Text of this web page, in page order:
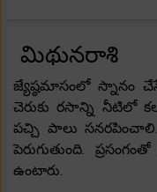
మిథునరాశి
జ్యేష్ఠమాసంలో స్నానం
చెరుకు రసాన్ని నీటిలో
పచ్చి పాలు
పెరుగుతుంది.
ఉంటారు.